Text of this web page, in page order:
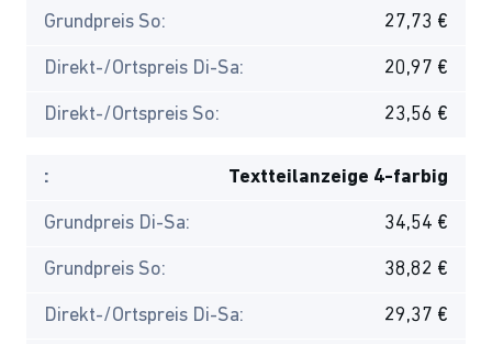
Grundpreis So: 27,73 €
Direkt-/Ortspreis Di-Sa: 20,97 €
Direkt-/Ortspreis So: 23,56 €
: Textteilanzeige 4-farbig
Grundpreis Di-Sa: 34,54 €
Grundpreis So: 38,82 €
Direkt-/Ortspreis Di-Sa: 29,37 €